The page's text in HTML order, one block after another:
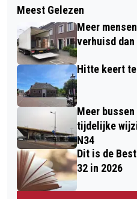
Meest Gelezen
Meer
verhuisd
Hitte keert
Meer
tijdelijke
N34
Dit is de
32 in 2026